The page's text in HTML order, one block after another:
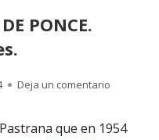
PONCE.
Deja un comentario
que en 1954